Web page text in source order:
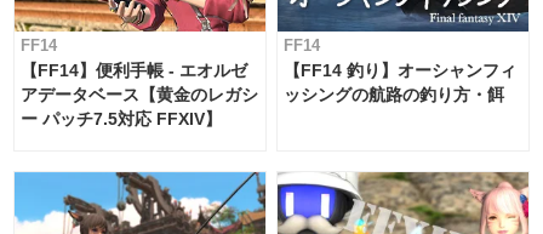
FF14
【FF14】便利手帳 - エオルゼ
アデータベース【黄金のレガシ
ー パッチ7.5対応 FFXIV】
FF14
【FF14 釣り】オーシャンフィ
ッシングの航路の釣り方・餌